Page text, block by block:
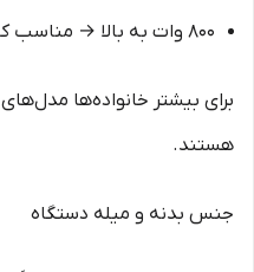
800 وات به بالا → مناسب کارهای سنگین‌تر
برای بیشتر خانواده‌ها مدل‌های
هستند.
جنس بدنه و میله دستگاه